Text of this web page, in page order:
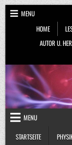
Skip
to
content
MENU
HOME
AUTOR U.
MENU
STARTSEITE